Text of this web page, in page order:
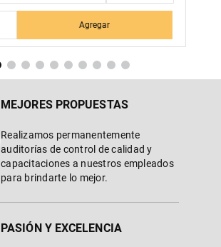
Agregar
MEJORES PROPUESTAS
Realizamos permanentemente
auditorías de control de calidad y
capacitaciones a nuestros empleados
para brindarte lo mejor.
PASIÓN Y EXCELENCIA